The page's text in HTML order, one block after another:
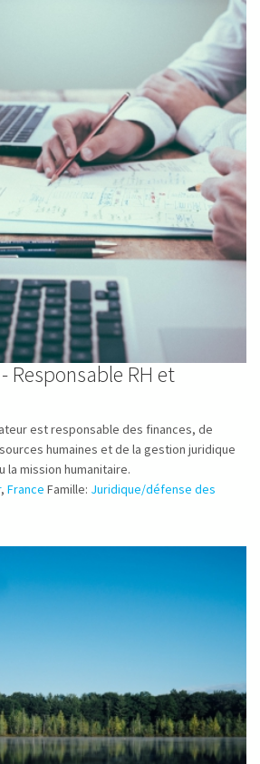
Responsable RH et
est responsable des finances, de
humaines et de la gestion juridique
la mission humanitaire.
, France Famille: Juridique/défense des